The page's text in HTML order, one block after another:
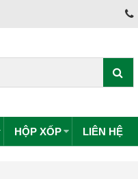
HỘP XỐP LIÊN HỆ